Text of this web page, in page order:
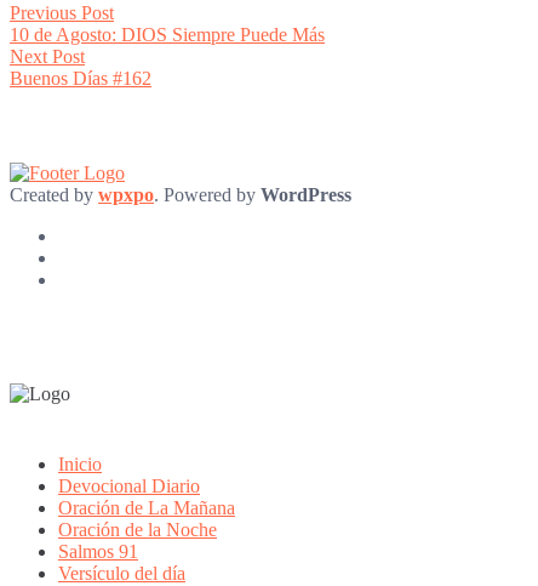
Post
navigation
Previous PostPrevious
post:
10 de Agosto: DIOS Siempre Puede Más
Next PostNext
post:
Buenos Días #162
Created by wpxpo. Powered by WordPress
Inicio
Devocional Diario
Oración de La Mañana
Oración de la Noche
Salmos 91
Versículo del día